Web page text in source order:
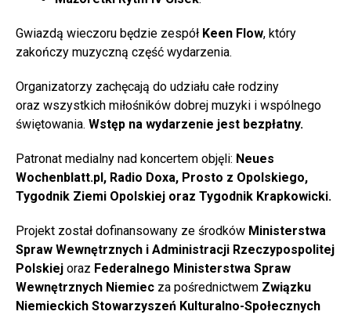
Gwiazdą wieczoru będzie zespół Keen Flow, który
zakończy muzyczną część wydarzenia.
Organizatorzy zachęcają do udziału całe rodziny
oraz wszystkich miłośników dobrej muzyki i wspólnego
świętowania. Wstęp na wydarzenie jest bezpłatny.
Patronat medialny nad koncertem objęli: Neues
Wochenblatt.pl, Radio Doxa, Prosto z Opolskiego,
Tygodnik Ziemi Opolskiej oraz Tygodnik Krapkowicki.
Projekt został dofinansowany ze środków Ministerstwa
Spraw Wewnętrznych i Administracji Rzeczypospolitej
Polskiej oraz Federalnego Ministerstwa Spraw
Wewnętrznych Niemiec za pośrednictwem Związku
Niemieckich Stowarzyszeń Kulturalno-Społecznych